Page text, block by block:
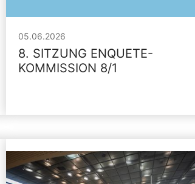
05.06.2026
8. SITZUNG ENQUETE-
KOMMISSION 8/1